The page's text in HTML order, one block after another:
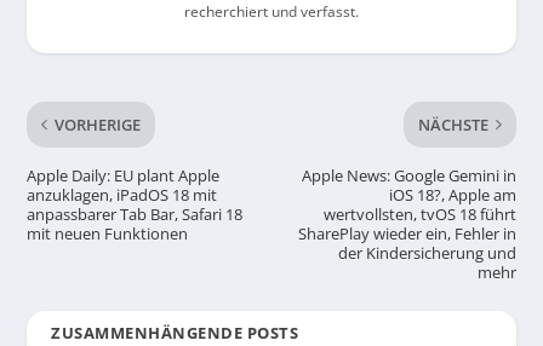
recherchiert und verfasst.
VORHERIGE
Apple Daily: EU plant Apple
anzuklagen, iPadOS 18 mit
anpassbarer Tab Bar, Safari 18
mit neuen Funktionen
NÄCHSTE
Apple News: Google Gemini in
iOS 18?, Apple am
wertvollsten, tvOS 18 führt
SharePlay wieder ein, Fehler in
der Kindersicherung und
mehr
ZUSAMMENHÄNGENDE POSTS